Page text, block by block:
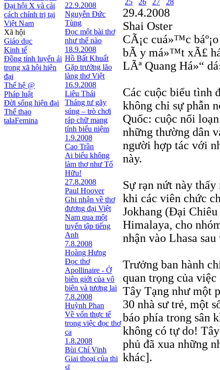
Đại hội X và cải
cách chính trị tại
Việt Nam
Xã hội
Giáo dục
Kinh tế
Đồng tính luyến ái
trong xã hội hiện
đại
Thế hệ @
Pháp luật
Đời sống hiện đại
Thể thao
talaFemina
22.9.2008
Nguyễn Đức
Tùng
Đọc một bài thơ
như thế nào
18.9.2008
Hồ Bất Khuất
Gặp trưởng lão
làng thơ Việt
16.9.2008
Liêu Thái
Tháng tư gãy
súng – trò chơi
ráp chữ mang
tính biểu niệm
1.9.2008
Cao Trần
Ai biểu không
làm thơ như Tố
Hữu!
27.8.2008
Paul Hoover
Ghi nhận về thơ
đương đại Việt
Nam qua một
tuyển tập tiếng
Anh
7.8.2008
Hoàng Hưng
Đọc thơ
Apollinaire - Ở
biên giới của vô
biên và tương lai
7.8.2008
Huỳnh Phan
Về vốn thực tế
trong việc đọc thơ
ca
1.8.2008
Bùi Chí Vinh
Giai thoại của thi
sĩ
25
26 27 28
29.4.2008
Shai Oster
CÃ¡c cuá»™c
bÃ y má»™t xÃ£
LÃª Quang Há»“
Các cuộc biểu tình
không chỉ sự phẫn
Quốc: cuộc nổi
những thường dân
người hợp tác với
này.
Sự rạn nứt này
khi các viên chức
Jokhang (Ðại
Himalaya, cho
nhận vào Lhasa
Trưởng ban hành
quan trọng của
Tây Tạng như một
30 nhà sư trẻ, một
báo phía trong sân
không có tự do!
phủ đã xua những
khác].